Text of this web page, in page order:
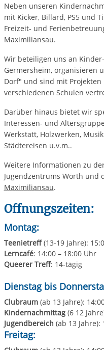
Neben unseren
mit Kicker, Billard, PS5 und
Freizeit- und
Maximiliansau.
Wir beteiligen uns an
Germersheim, organisieren
Dorf" und sind mit
verschiedenen Schulen
Darüber hinaus bietet wir
Interessen- und
Werkstatt, Holzwerken,
Städtereisen u.v.m..
Weitere Informationen zu
Jugendzentrums Wörth und
Maximiliansau.
Offnungszeiten:
Montag:
Teenietreff(13-19 Jahre):
Lerncafé: 14:00 – 18:00 Uhr
Queerer Treff: 14-tägig
Dienstag bis
Clubraum(ab 13 Jahre):
Kindernachmittag(6 12
Jugendbereich (ab 13 Jahre):
Freitag: